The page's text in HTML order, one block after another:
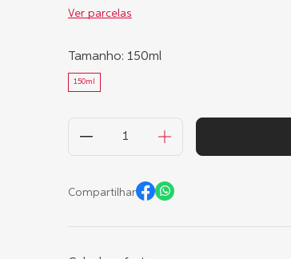
Ver parcelas
Tamanho: 150ml
150ml
Compartilhar